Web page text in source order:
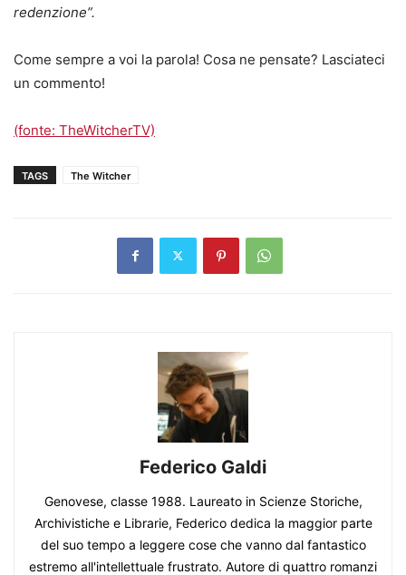
redenzione”.
Come sempre a voi la parola! Cosa ne pensate? Lasciateci
un commento!
(fonte: TheWitcherTV)
TAGS The Witcher
Federico Galdi
Genovese, classe 1988. Laureato in Scienze Storiche,
Archivistiche e Librarie, Federico dedica la maggior parte
del suo tempo a leggere cose che vanno dal fantastico
estremo all'intellettuale frustrato. Autore di quattro romanzi